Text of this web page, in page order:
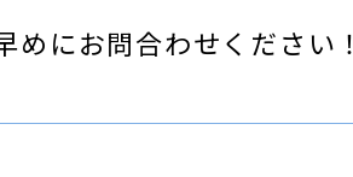
にお問合わせください！